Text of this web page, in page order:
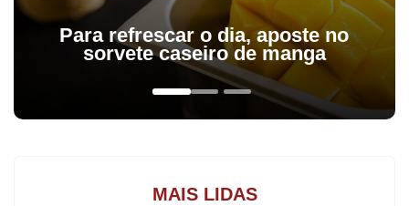
Para refrescar o dia, aposte no
sorvete caseiro de manga
MAIS LIDAS